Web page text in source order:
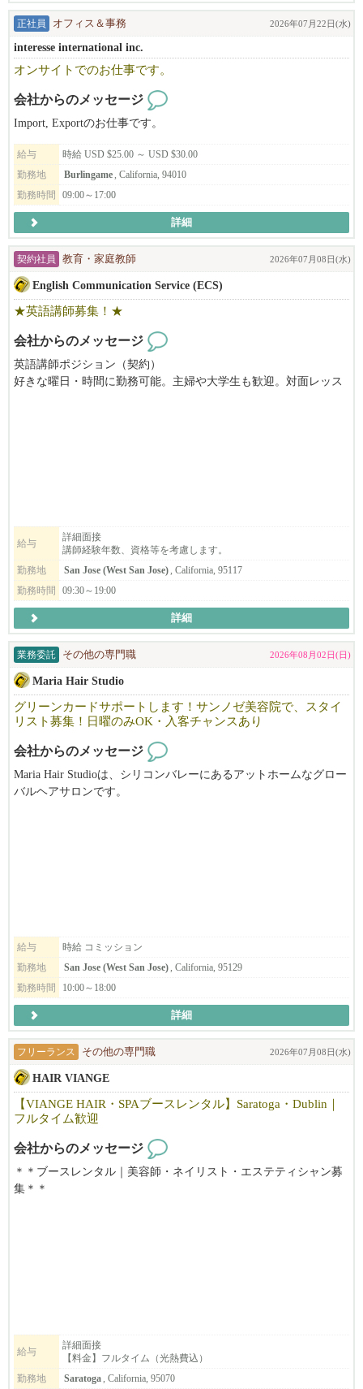
NAO'RU Beauty Salon
Tel: 408-309-9557 (テキストOK)
Address: 1082 E El Camino Rl. #4, Sunnyvale, CA 94087
ビザサポートについて
長く働いてくださる方、スキルや姿勢がサロンとマッチした方に
は、Eビザサポートも検討可能です（条件あり）。
あなたの「好き」や「経験」を活かして、NAŌRUで、より深く、
美容と健康の世界に触れてみませんか？
ご応募を心よりお待ちしております。
正社員 オフィス＆事務 2026年07月22日(水)
interesse international inc.
オンサイトでのお仕事です。
会社からのメッセージ
Import, Exportのお仕事です。
給与
時給 USD $25.00 ～ USD $30.00
勤務地
Burlingame , California, 94010
勤務時間
09:00～17:00
詳細
契約社員 教育・家庭教師 2026年07月08日(水)
English Communication Service (ECS)
★英語講師募集！★
会社からのメッセージ
英語講師ポジション（契約）
好きな曜日・時間に勤務可能。主婦や大学生も歓迎。対面レッス
English Communication Service (ECS) is seeking dedicated English teac
hers who strive to help students reach their full potential while providing
instruction with empathy and care.
給与
詳細面接
講師経験年数、資格等を考慮します。
勤務地
San Jose (West San Jose), California, 95117
勤務時間
09:30～19:00
詳細
業務委託 その他の専門職 2026年08月02日(日)
Maria Hair Studio
グリーンカードサポートします！サンノゼ美容院で、スタイ
リスト募集！日曜のみOK・入客チャンスあり
会社からのメッセージ
Maria Hair Studioは、シリコンバレーにあるアットホームなグロー
バルヘアサロンです。
当サロンでは、日常にフィットするナチュラルスタイルから、
応しており、
美容師として様々な技術・スタイルを経験できる環境です。
ローカルのお客様を中心に、新規・リピーターともに安定して来
店があり、
丁寧なカウンセリングと高いサービス品質を大切にしているた
め、
お客様との信頼関係を築きやすく、リピートにもつながりやすい
「Japanese Head Spa」は特に人気が高く、
他サロンと差別化できる技術として学ぶことができます。
まずはお気軽にご連絡ください！
給与
時給 コミッション
勤務地
San Jose (West San Jose), California, 95129
勤務時間
10:00～18:00
詳細
フリーランス その他の専門職 2026年07月08日(水)
HAIR VIANGE
【VIANGE HAIR・SPAブースレンタル】Saratoga・Dublin｜
フルタイム歓迎
会社からのメッセージ
＊＊ブースレンタル｜美容師・ネイリスト・エステティシャン募
集＊＊
スパルーム：月＄1300
☆Dublin
ヘアブース：月$900
給与
詳細面接
【料金】フルタイム（光熱費込）
勤務地
Saratoga , California, 95070